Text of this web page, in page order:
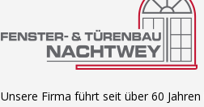
Unsere Firma führt seit über 60